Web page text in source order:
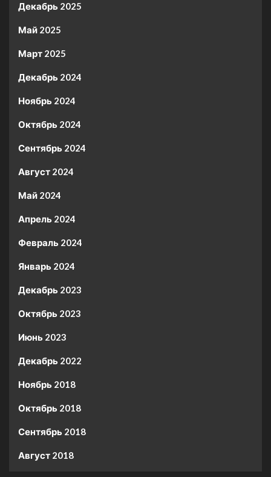
Декабрь 2025
Май 2025
Март 2025
Декабрь 2024
Ноябрь 2024
Октябрь 2024
Сентябрь 2024
Август 2024
Май 2024
Апрель 2024
Февраль 2024
Январь 2024
Декабрь 2023
Октябрь 2023
Июнь 2023
Декабрь 2022
Ноябрь 2018
Октябрь 2018
Сентябрь 2018
Август 2018